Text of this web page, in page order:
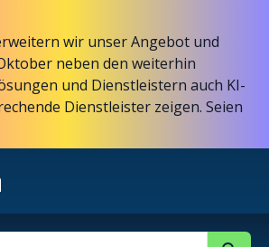
wir unser Angebot und
neben den weiterhin
und Dienstleistern auch KI-
Dienstleister zeigen. Seien